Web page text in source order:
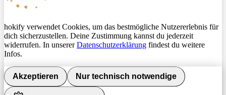
hokify verwendet Cookies, um das bestmögliche Nutzererlebnis für
dich sicherzustellen. Deine Zustimmung kannst du jederzeit
widerrufen. In unsererDatenschutzerklärung findest du weitere
Infos.
Akzeptieren Nur technisch notwendige